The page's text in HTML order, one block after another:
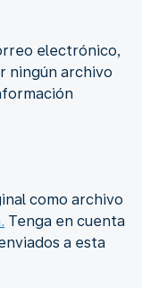
electrónico,
ningún archivo
como archivo
Tenga en cuenta
a esta